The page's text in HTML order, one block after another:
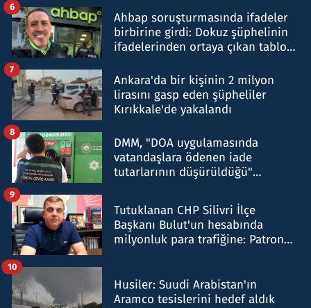
Ahbap soruşturmasında ifadeler
birbirine girdi: Dokuz şüphelinin
ifadelerinden ortaya çıkan tablo
6
Ankara'da bir kişinin 2 milyon
lirasını gasp eden şüpheliler
Kırıkkale'de yakalandı
7
DMM, "DOA uygulamasında
vatandaşlara ödenen iade
tutarlarının düşürüldüğü"
8
Tutuklanan CHP Silivri İlçe
Başkanı Bulut'un hesabında
milyonluk para trafiğine: Patron
9
Husiler: Suudi Arabistan'ın
Aramco tesislerini hedef aldık
10